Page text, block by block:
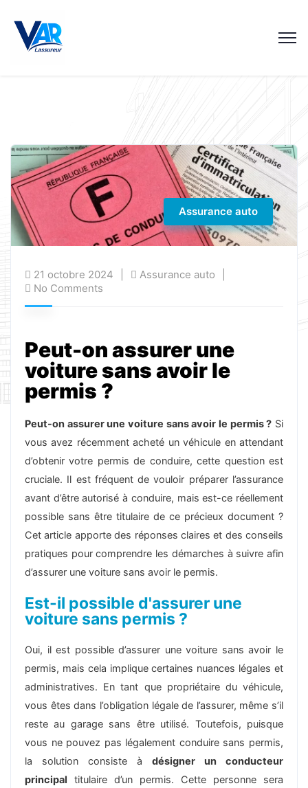
Assurance auto
21 octobre 2024
Assurance auto
No Comments
Peut-on assurer une
voiture sans avoir le
permis ?
Peut-on assurer une voiture sans avoir le permis ? Si
vous avez récemment acheté un véhicule en attendant
d’obtenir votre permis de conduire, cette question est
cruciale. Il est fréquent de vouloir préparer l’assurance
avant d’être autorisé à conduire, mais est-ce réellement
possible sans être titulaire de ce précieux document ?
Cet article apporte des réponses claires et des conseils
pratiques pour comprendre les démarches à suivre afin
d’assurer une voiture sans avoir le permis.
Est-il possible d'assurer une
voiture sans permis ?
Oui, il est possible d’assurer une voiture sans avoir le
permis, mais cela implique certaines nuances légales et
administratives. En tant que propriétaire du véhicule,
vous êtes dans l’obligation légale de l’assurer, même s’il
reste au garage sans être utilisé. Toutefois, puisque
vous ne pouvez pas légalement conduire sans permis,
la solution consiste à désigner un conducteur
principal titulaire d’un permis. Cette personne sera